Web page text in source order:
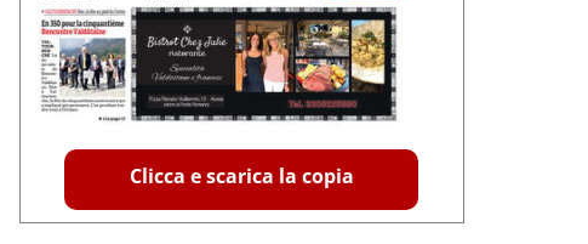
Clicca e scarica la copia